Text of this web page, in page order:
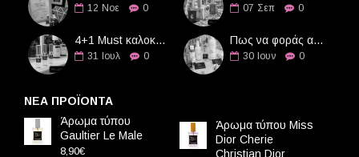
12 Νοε 0 07 Σεπ 0
4+1 Must καλοκαιρινά αρώματα
31 Ιουλ 0
Πως να φοράς αρώματα τους καλοκαιρινούς μήνες
30 Ιουν 0
ΝΕΑ ΠΡΟΪΟΝΤΑ
Άρωμα τύπου
Gaultier Le Male
8,90€
Άρωμα τύπου Miss
Dior Cherie
Christian Dior